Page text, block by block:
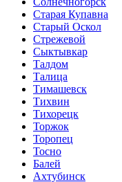
Старая Купавна
Старый Оскол
Стрежевой
Сыктывкар
Талдом
Талица
Тимашевск
Тихвин
Тихорецк
Торжок
Торопец
Тосно
Балей
Ахтубинск